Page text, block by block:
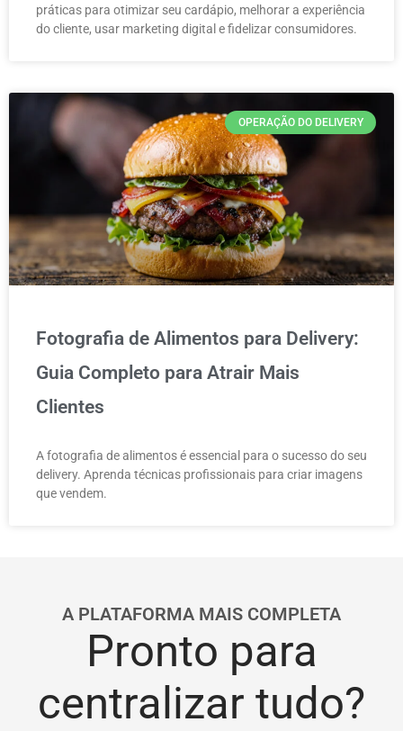
práticas para otimizar seu cardápio, melhorar a experiência
do cliente, usar marketing digital e fidelizar consumidores.
OPERAÇÃO DO DELIVERY
Fotografia de Alimentos para Delivery:
Guia Completo para Atrair Mais
Clientes
A fotografia de alimentos é essencial para o sucesso do seu
delivery. Aprenda técnicas profissionais para criar imagens
que vendem.
A PLATAFORMA MAIS COMPLETA
Pronto para
centralizar tudo?